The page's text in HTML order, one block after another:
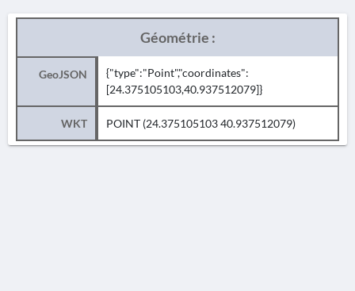
Géométrie :
GeoJSON
{"type":"Point","coordinates":
[24.375105103,40.937512079]}
WKT POINT (24.375105103 40.937512079)